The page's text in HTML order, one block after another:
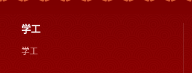
学工
学工